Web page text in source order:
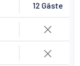
12 Gäste